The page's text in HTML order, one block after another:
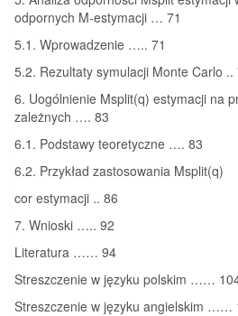
odpornych M-estymacji … 71
5.1. Wprowadzenie ….. 71
5.2. Rezultaty symulacji Monte Carlo ..
6. Uogólnienie Msplit(q) estymacji na
zależnych …. 83
6.1. Podstawy teoretyczne …. 83
6.2. Przykład zastosowania Msplit(q)
cor estymacji .. 86
7. Wnioski ….. 92
Literatura …… 94
Streszczenie w języku polskim ……
Streszczenie w języku angielskim ……